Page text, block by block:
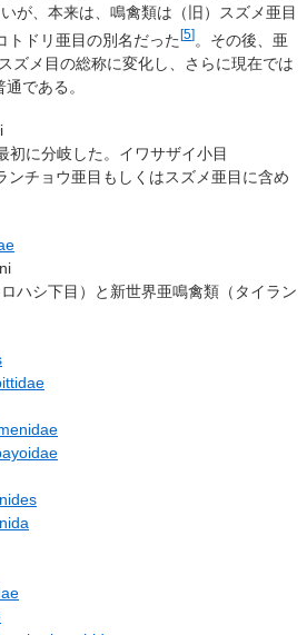
が、本来は、鳴禽類は（旧）スズメ亜目
トドリ亜目の別名だった[5]。その後、亜
ズメ目の総称に変化し、さらに現在では
である。
初に分岐した。イワサザイ小目
ンチョウ亜目もしくはスズメ亜目に含め
ハシ下目）と新世界亜鳴禽類（タイラン